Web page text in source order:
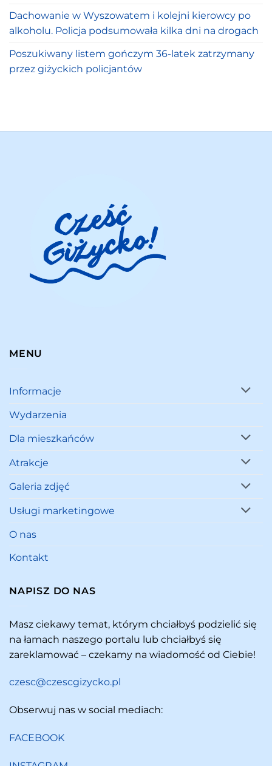
Dachowanie w Wyszowatem i kolejni kierowcy po
alkoholu. Policja podsumowała kilka dni na drogach
Poszukiwany listem gończym 36-latek zatrzymany
przez giżyckich policjantów
MENU
Informacje
Wydarzenia
Dla mieszkańców
Atrakcje
Galeria zdjęć
Usługi marketingowe
O nas
Kontakt
NAPISZ DO NAS
Masz ciekawy temat, którym chciałbyś podzielić się
na łamach naszego portalu lub chciałbyś się
zareklamować – czekamy na wiadomość od Ciebie!
czesc@czescgizycko.pl
Obserwuj nas w social mediach:
FACEBOOK